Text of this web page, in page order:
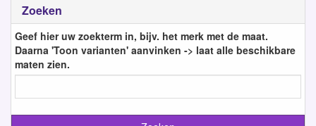
Zoeken
Geef hier uw zoekterm in, bijv. het merk met de maat.
Daarna 'Toon varianten' aanvinken -> laat alle beschikbare
maten zien.